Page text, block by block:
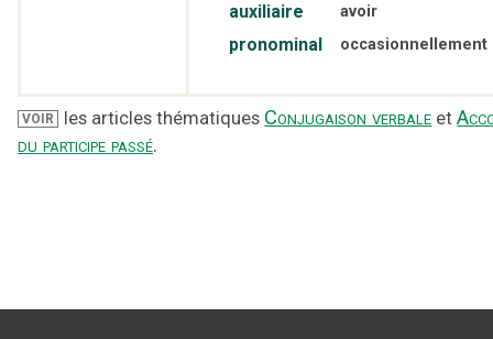
auxiliaire avoir
pronominal occasionnellement
VOIR les articles thématiques Conjugaison verbale et
du participe passé.